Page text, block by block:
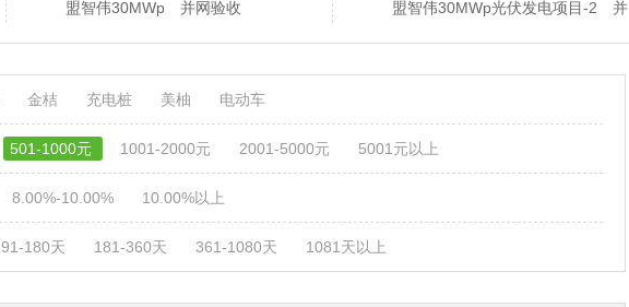
盟智伟30MWp 并网验收
盟智伟30MWp光伏发电项目-2 并
金桔 充电桩 美柚 电动车
501-1000元 1001-2000元 2001-5000元 5001元以上
8.00%-10.00% 10.00%以上
91-180天 181-360天 361-1080天 1081天以上